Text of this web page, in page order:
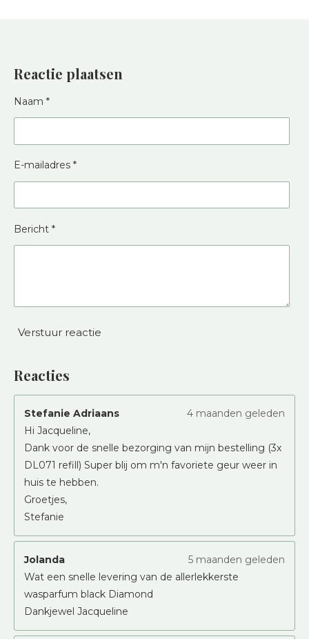
Reactie plaatsen
Naam *
E-mailadres *
Bericht *
Verstuur reactie
Reacties
Stefanie Adriaans
4 maanden geleden
Hi Jacqueline,
Dank voor de snelle bezorging van mijn bestelling (3x
DL071 refill) Super blij om m'n favoriete geur weer in
huis te hebben.
Groetjes,
Stefanie
Jolanda
5 maanden geleden
Wat een snelle levering van de allerlekkerste
wasparfum black Diamond
Dankjewel Jacqueline